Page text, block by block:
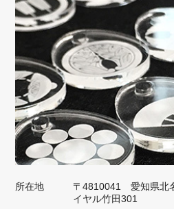
所在地
〒4810041 愛知県北
イヤル竹田301